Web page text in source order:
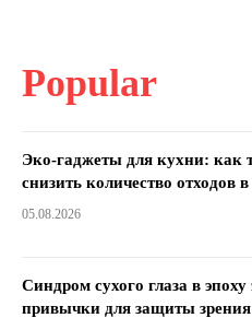
Popular
Эко-гаджеты для кухни: как
снизить количество отходов
05.08.2026
Синдром сухого глаза в
привычки для защиты